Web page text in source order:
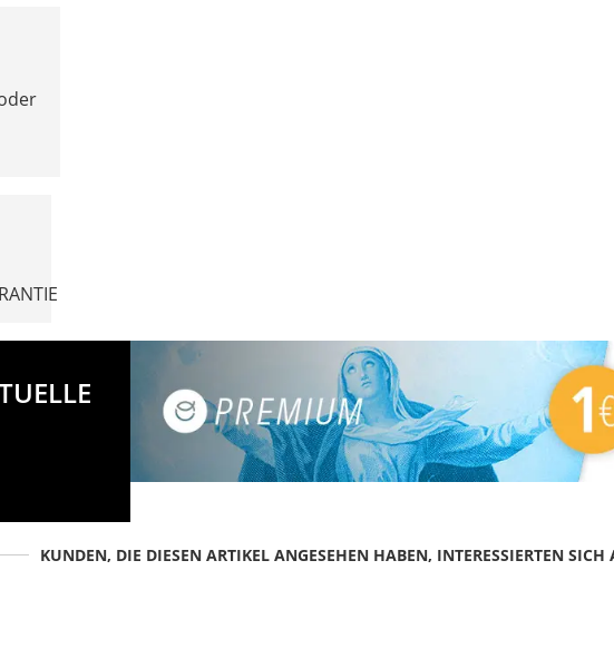
KUNDEN, DIE DIESEN ARTIKEL ANGESEHEN HABEN, INTERESSIERTEN